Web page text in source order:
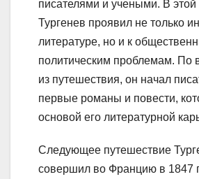
писателями и учеными. В этой
Тургенев проявил не только
литературе, но и к
политическим проблемам. По
из путешествия, он начал
первые романы и повести,
основой его литературной
Следующее путешествие
совершил во Францию в 1847